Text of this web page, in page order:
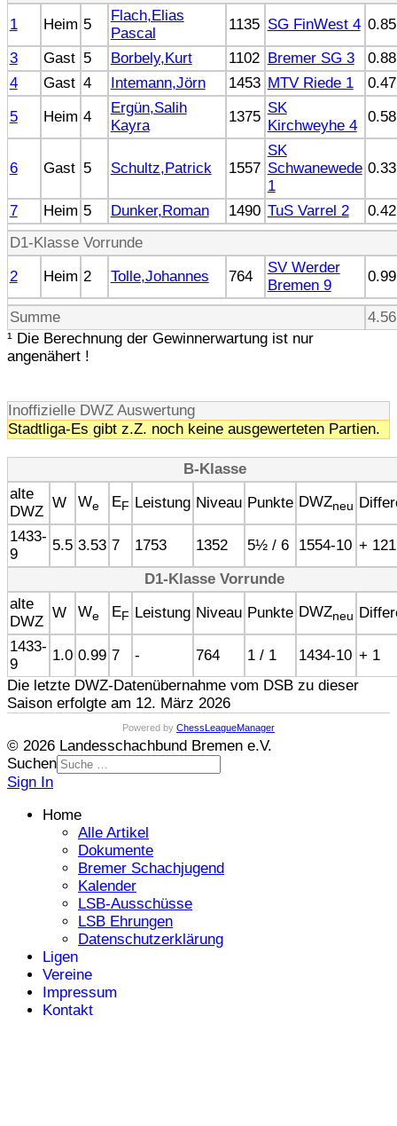
1
Heim 5
Flach,Elias
Pascal
1135 SG FinWest 4 0.85
3
Gast 5 Borbely,Kurt 1102 Bremer SG 3
0.88
4
Gast 4 Intemann,Jörn 1453 MTV Riede 1
0.47
5
Heim 4
Ergün,Salih
Kayra
1375
SK
Kirchweyhe 4
0.58
6 Gast 5 Schultz,Patrick 1557
SK
Schwanewede
1
0.33
7 Heim 5 Dunker,Roman 1490 TuS Varrel 2
0.42
D1-Klasse Vorrunde
2
Heim 2 Tolle,Johannes 764
SV Werder
Bremen 9
0.99
Summe
4.56
¹ Die Berechnung der Gewinnerwartung ist nur
angenähert !
Inoffizielle DWZ Auswertung
Stadtliga-Es gibt z.Z. noch keine ausgewerteten Partien.
B-Klasse
alte
DWZ
W We EF Leistung Niveau Punkte DWZneu
1433-
9
5.5 3.53 7 1753 1352 5½ / 6 1554-10 + 121
D1-Klasse Vorrunde
alte
DWZ
W We EF Leistung Niveau Punkte DWZneu
1433-
9
1.0 0.99 7 - 764 1 / 1 1434-10 + 1
Die letzte DWZ-Datenübernahme vom DSB zu dieser
Saison erfolgte am 12. März 2026
Powered by ChessLeagueManager
© 2026 Landesschachbund Bremen e.V.
Suchen
Sign In
Home
Alle Artikel
Dokumente
Bremer Schachjugend
Kalender
LSB-Ausschüsse
LSB Ehrungen
Datenschutzerklärung
Ligen
Vereine
Impressum
Kontakt